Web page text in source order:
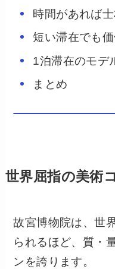
時間があれば
短い滞在でも
1泊滞在のモデ
まとめ
世界屈指の美術
故宮博物院は、世
られるほど、質・
ンを誇ります。